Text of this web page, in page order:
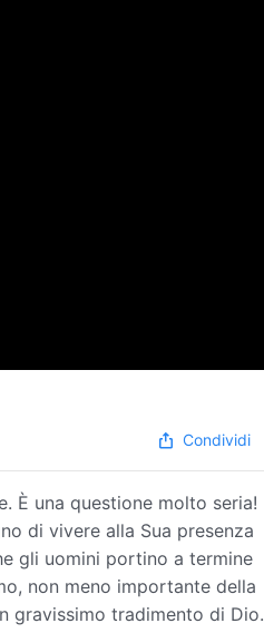
Condividi
È una questione molto seria!
di vivere alla Sua presenza
gli uomini portino a termine
non meno importante della
gravissimo tradimento di Dio.